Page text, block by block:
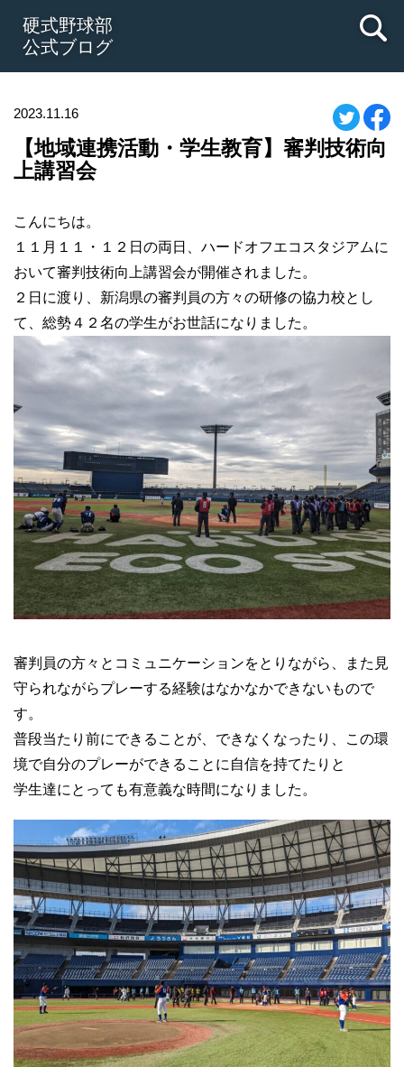
硬式野球部
公式ブログ
2023.11.16
【地域連携活動・学生教育】審判技術向
上講習会
こんにちは。
１１月１１・１２日の両日、ハードオフエコスタジアムに
おいて審判技術向上講習会が開催されました。
２日に渡り、新潟県の審判員の方々の研修の協力校とし
て、総勢４２名の学生がお世話になりました。
審判員の方々とコミュニケーションをとりながら、また見
守られながらプレーする経験はなかなかできないもので
す。
普段当たり前にできることが、できなくなったり、この環
境で自分のプレーができることに自信を持てたりと
学生達にとっても有意義な時間になりました。